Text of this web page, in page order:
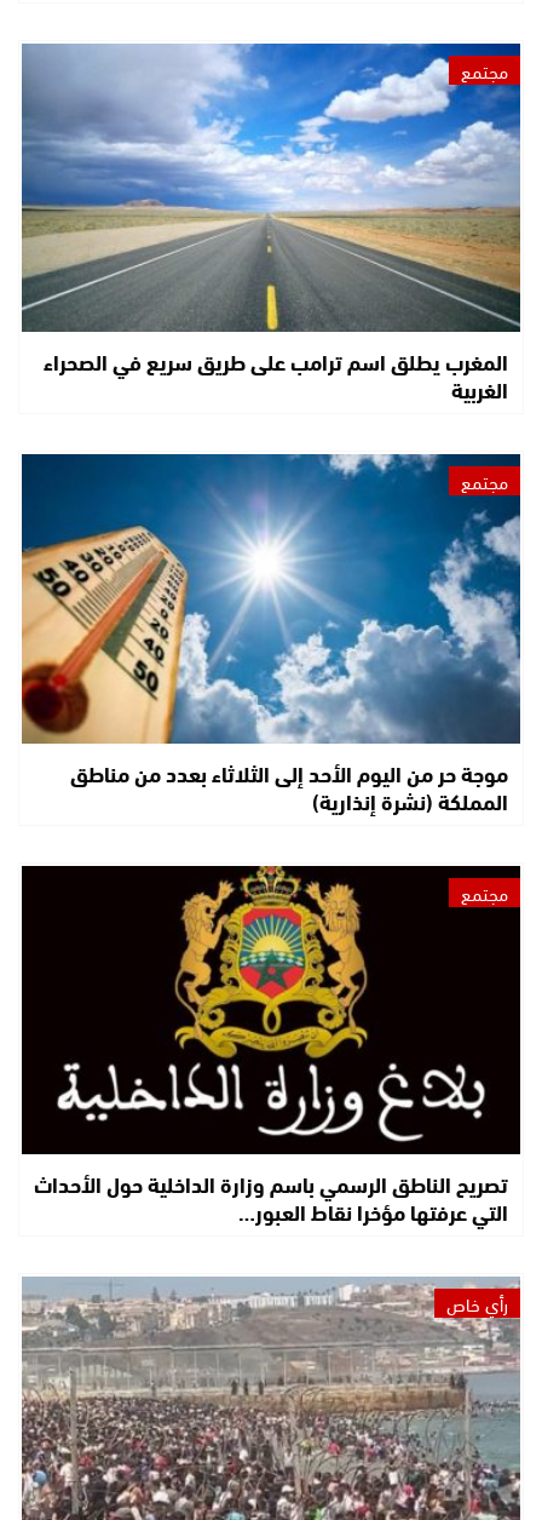
مجتمع
المغرب يطلق اسم ترامب على طريق سريع في الصحراء
الغربية
مجتمع
موجة حر من اليوم الأحد إلى الثلاثاء بعدد من مناطق
المملكة (نشرة إنذارية)
مجتمع
تصريح الناطق الرسمي باسم وزارة الداخلية حول الأحداث
التي عرفتها مؤخرا نقاط العبور…
رأي خاص